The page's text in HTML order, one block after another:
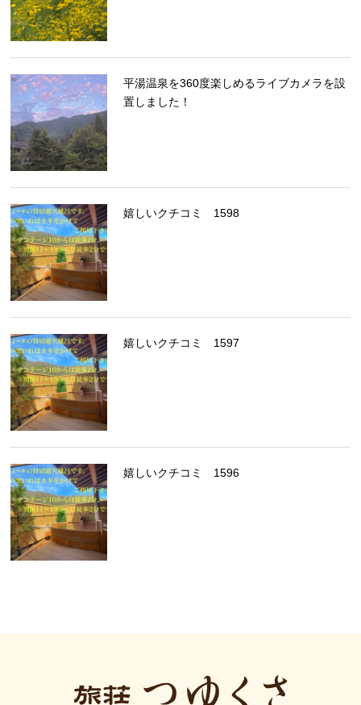
平湯温泉を360度楽しめるライブカメラを設
置しました！
嬉しいクチコミ 1598
嬉しいクチコミ 1597
嬉しいクチコミ 1596